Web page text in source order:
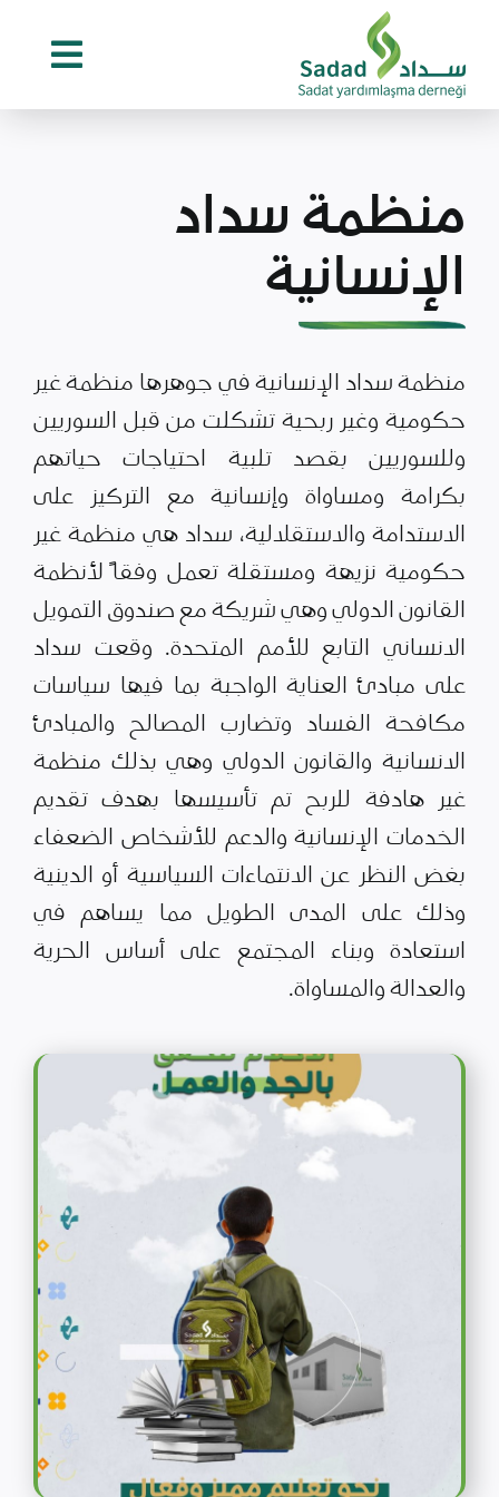
content
منظمة سداد
الإنسانية
منظمة سداد الإنسانية في جوهرها منظمة غير
حكومية وغير ربحية تشكلت من قبل السوريين
وللسوريين بقصد تلبية احتياجات حياتهم
بكرامة ومساواة وإنسانية مع التركيز على
الاستدامة والاستقلالية، سداد هي منظمة غير
حكومية نزيهة ومستقلة تعمل وفقاً لأنظمة
القانون الدولي وهي شريكة مع صندوق التمويل
الانساني التابع للأمم المتحدة. وقعت سداد
على مبادئ العناية الواجبة بما فيها سياسات
مكافحة الفساد وتضارب المصالح والمبادئ
الانسانية والقانون الدولي وهي بذلك منظمة
غير هادفة للربح تم تأسيسها بهدف تقديم
الخدمات الإنسانية والدعم للأشخاص الضعفاء
بغض النظر عن الانتماءات السياسية أو الدينية
وذلك على المدى الطويل مما يساهم في
استعادة وبناء المجتمع على أساس الحرية
والعدالة والمساواة.